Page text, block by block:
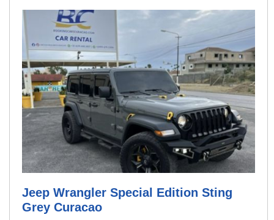
Jeep Wrangler Special Edition Sting
Grey Curacao